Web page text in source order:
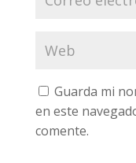
Guarda mi
en este
comente.